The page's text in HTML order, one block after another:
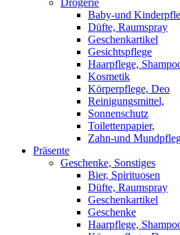
Drogerie
Baby-und
Düfte, Raumspray
Geschenkartikel
Gesichtspflege
Haarpflege,
Kosmetik
Körperpflege, Deo
Reinigungsmittel,
Sonnenschutz
Toilettenpapier,
Zahn-und
Präsente
Geschenke, Sonstiges
Bier, Spirituosen
Düfte, Raumspray
Geschenkartikel
Geschenke
Haarpflege,